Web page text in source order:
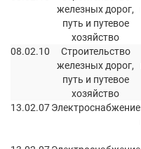
железных дорог,
путь и путевое
хозяйство
08.02.10
Строительство
железных дорог,
путь и путевое
хозяйство
13.02.07Электроснабжение